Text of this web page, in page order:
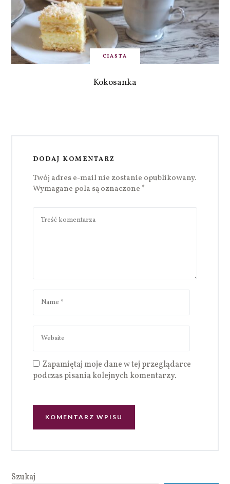
CIASTA
Kokosanka
DODAJ KOMENTARZ
Twój adres e-mail nie zostanie opublikowany.
Wymagane pola są oznaczone *
Zapamiętaj moje dane w tej przeglądarce
podczas pisania kolejnych komentarzy.
Szukaj